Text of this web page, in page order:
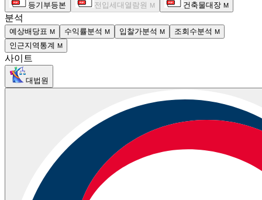
등기부등본 전입세대열람원 M 건축물대장 M
분석
예상배당표 M 수익률분석 M 입찰가분석 M 조회수분석 M
인근지역통계 M
사이트
대법원